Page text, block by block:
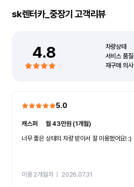
sk렌터카_중장기 고객리뷰
4.8 차량상태
서비스 품질
재구매 의사
5.0
캐스퍼
월 43만원 (1개월)
너무 좋은 상태의 차량 받아서 잘 이용했어요! :)
이용 2개월차ㅣ 2026.07.31